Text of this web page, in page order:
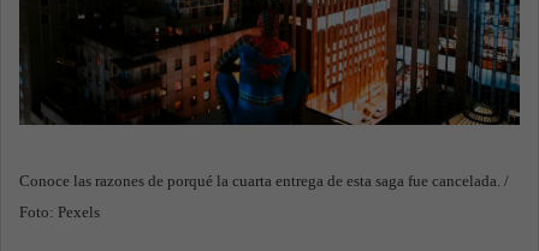
Conoce las razones de porqué la cuarta entrega de esta saga fue cancelada. /
Foto: Pexels